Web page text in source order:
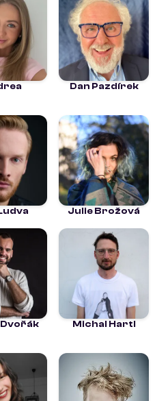
Dan Pazdírek
Julie Brožová
Michal Hartl